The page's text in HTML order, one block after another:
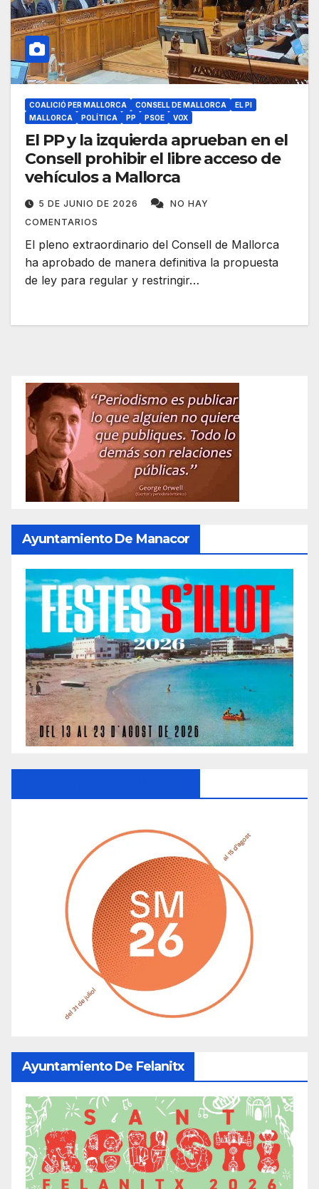
COALICIÓ PER MALLORCA CONSELL DE MALLORCA
EL PI
MALLORCA
POLÍTICA PP PSOE VOX
El PP y la izquierda aprueban en el
Consell prohibir el libre acceso de
vehículos a Mallorca
5 DE JUNIO DE 2026
NO HAY
COMENTARIOS
El pleno extraordinario del Consell de Mallorca
ha aprobado de manera definitiva la propuesta
de ley para regular y restringir…
Ayuntamiento De Manacor
Ayuntamiento De Felanitx